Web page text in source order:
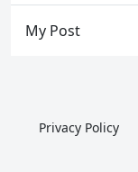
My Post
Privacy Policy